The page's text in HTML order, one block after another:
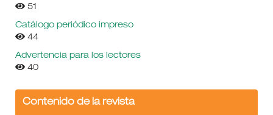
51
Catálogo periódico impreso
44
Advertencia para los lectores
40
Contenido de la revista